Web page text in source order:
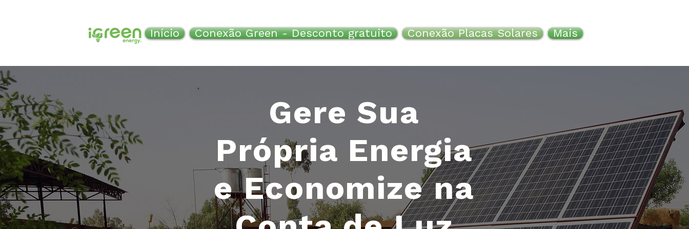
Início Conexão Green - Desconto gratuito Conexão Placas Solares Mais
Gere Sua
Própria Energia
e Economize na